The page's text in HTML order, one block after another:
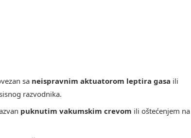
sa neispravnim aktuatorom leptira gasa ili
razvodnika.
puknutim vakumskim crevom ili oštećenjem na